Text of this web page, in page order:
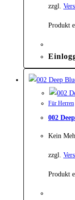
zzgl.
Produkt
Für Herren
002
Kein
zzgl.
Produkt